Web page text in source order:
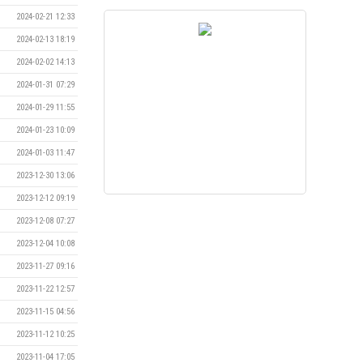
2024-02-21 12:33
2024-02-13 18:19
2024-02-02 14:13
2024-01-31 07:29
2024-01-29 11:55
2024-01-23 10:09
2024-01-03 11:47
2023-12-30 13:06
2023-12-12 09:19
2023-12-08 07:27
2023-12-04 10:08
2023-11-27 09:16
2023-11-22 12:57
2023-11-15 04:56
2023-11-12 10:25
2023-11-04 17:05